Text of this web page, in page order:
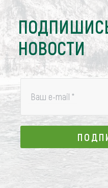
НОВОСТИ
Ваш e-mail *